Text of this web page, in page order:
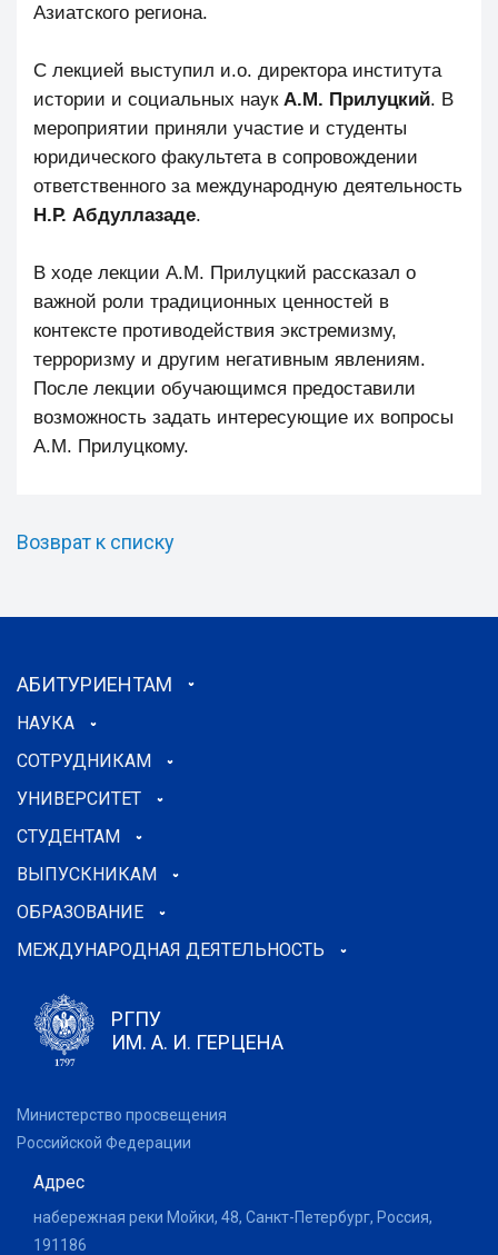
Азиатского региона.
С лекцией выступил и.о. директора института
истории и социальных наук А.М. Прилуцкий. В
мероприятии приняли участие и студенты
юридического факультета в сопровождении
ответственного за международную деятельность
Н.Р. Абдуллазаде.
В ходе лекции А.М. Прилуцкий рассказал о
важной роли традиционных ценностей в
контексте противодействия экстремизму,
терроризму и другим негативным явлениям.
После лекции обучающимся предоставили
возможность задать интересующие их вопросы
А.М. Прилуцкому.
Возврат к списку
АБИТУРИЕНТАМ
НАУКА
СОТРУДНИКАМ
УНИВЕРСИТЕТ
СТУДЕНТАМ
ВЫПУСКНИКАМ
ОБРАЗОВАНИЕ
МЕЖДУНАРОДНАЯ ДЕЯТЕЛЬНОСТЬ
РГПУ
ИМ. А. И. ГЕРЦЕНА
Министерство просвещения
Российской Федерации
Адрес
набережная реки Мойки, 48, Санкт-Петербург, Россия,
191186